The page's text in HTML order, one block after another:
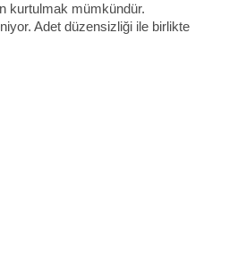
kurtulmak mümkündür.
Adet düzensizliği ile birlikte